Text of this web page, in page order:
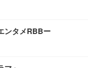
ンタメRBBー